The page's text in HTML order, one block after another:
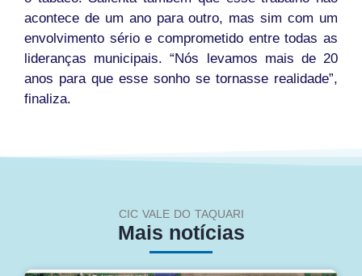
acontece de um ano para outro, mas sim com um
envolvimento sério e comprometido entre todas as
lideranças municipais. “Nós levamos mais de 20
anos para que esse sonho se tornasse realidade”,
finaliza.
CIC VALE DO TAQUARI
Mais notícias